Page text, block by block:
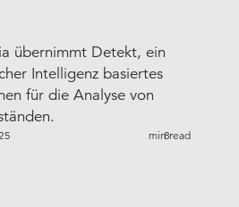
übernimmt Detekt, ein
Intelligenz basiertes
für die Analyse von
8
min read